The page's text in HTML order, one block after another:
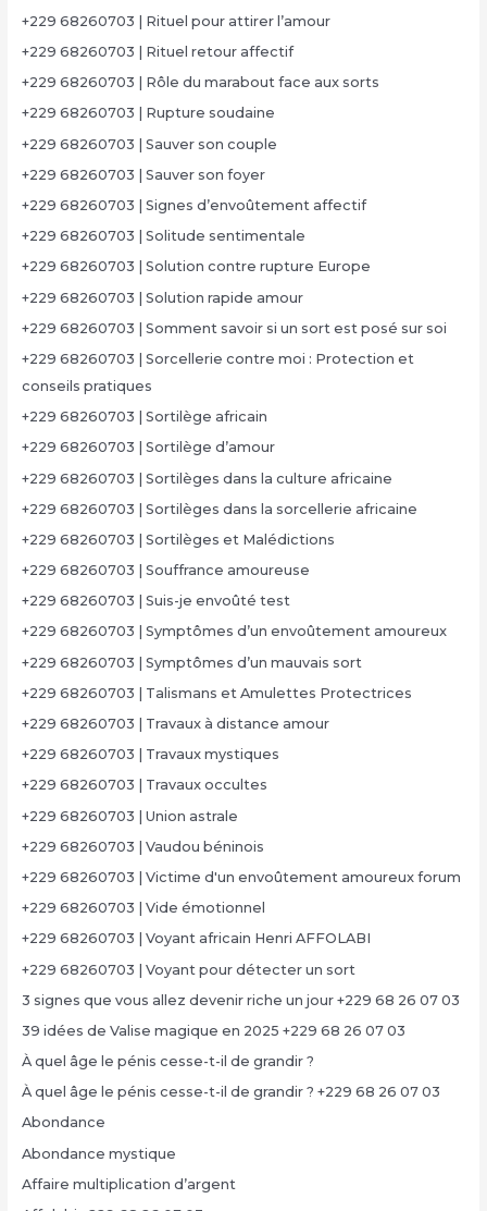
+229 68260703 | Rituel pour attirer l’amour
+229 68260703 | Rituel retour affectif
+229 68260703 | Rôle du marabout face aux sorts
+229 68260703 | Rupture soudaine
+229 68260703 | Sauver son couple
+229 68260703 | Sauver son foyer
+229 68260703 | Signes d’envoûtement affectif
+229 68260703 | Solitude sentimentale
+229 68260703 | Solution contre rupture Europe
+229 68260703 | Solution rapide amour
+229 68260703 | Somment savoir si un sort est posé sur soi
+229 68260703 | Sorcellerie contre moi : Protection et
conseils pratiques
+229 68260703 | Sortilège africain
+229 68260703 | Sortilège d’amour
+229 68260703 | Sortilèges dans la culture africaine
+229 68260703 | Sortilèges dans la sorcellerie africaine
+229 68260703 | Sortilèges et Malédictions
+229 68260703 | Souffrance amoureuse
+229 68260703 | Suis-je envoûté test
+229 68260703 | Symptômes d’un envoûtement amoureux
+229 68260703 | Symptômes d’un mauvais sort
+229 68260703 | Talismans et Amulettes Protectrices
+229 68260703 | Travaux à distance amour
+229 68260703 | Travaux mystiques
+229 68260703 | Travaux occultes
+229 68260703 | Union astrale
+229 68260703 | Vaudou béninois
+229 68260703 | Victime d'un envoûtement amoureux forum
+229 68260703 | Vide émotionnel
+229 68260703 | Voyant africain Henri AFFOLABI
+229 68260703 | Voyant pour détecter un sort
3 signes que vous allez devenir riche un jour +229 68 26 07 03
39 idées de Valise magique en 2025 +229 68 26 07 03
À quel âge le pénis cesse-t-il de grandir ?
À quel âge le pénis cesse-t-il de grandir ? +229 68 26 07 03
Abondance
Abondance mystique
Affaire multiplication d’argent